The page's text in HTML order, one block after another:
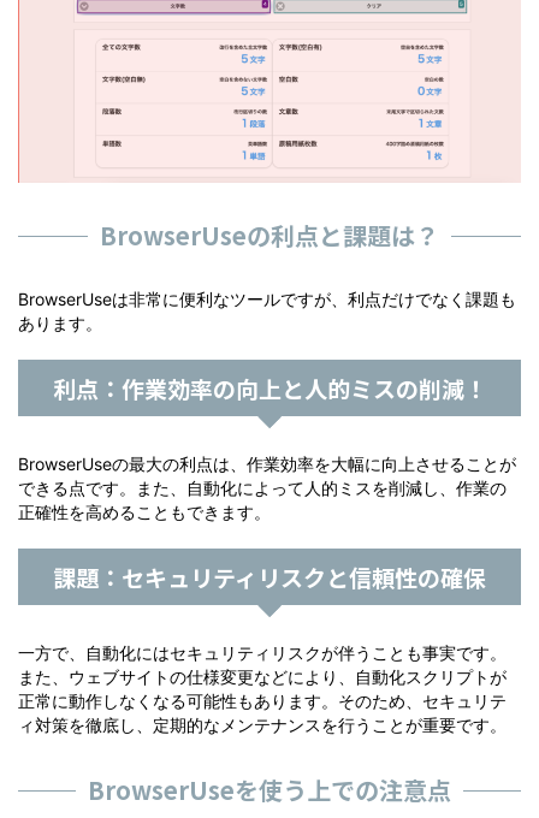
BrowserUseの利点と課題は？
BrowserUseは非常に便利なツールですが、利点だけでなく課題も
あります。
利点：作業効率の向上と人的ミスの削減！
BrowserUseの最大の利点は、作業効率を大幅に向上させることが
できる点です。また、自動化によって人的ミスを削減し、作業の
正確性を高めることもできます。
課題：セキュリティリスクと信頼性の確保
一方で、自動化にはセキュリティリスクが伴うことも事実です。
また、ウェブサイトの仕様変更などにより、自動化スクリプトが
正常に動作しなくなる可能性もあります。そのため、セキュリテ
ィ対策を徹底し、定期的なメンテナンスを行うことが重要です。
BrowserUseを使う上での注意点